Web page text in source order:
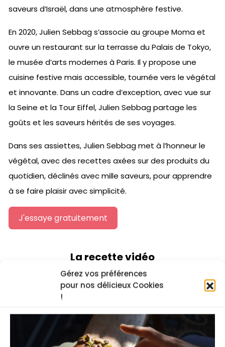
Gérez vos préférences
pour nos délicieux Cookies
!
saveurs d’Israël, dans une atmosphère festive.
En 2020, Julien Sebbag s’associe au groupe Moma et
ouvre un restaurant sur la terrasse du Palais de Tokyo,
le musée d’arts modernes à Paris. Il y propose une
cuisine festive mais accessible, tournée vers le végétal
et innovante. Dans un cadre d’exception, avec vue sur
la Seine et la Tour Eiffel, Julien Sebbag partage les
goûts et les saveurs hérités de ses voyages.
Dans ses assiettes, Julien Sebbag met à l’honneur le
végétal, avec des recettes axées sur des produits du
quotidien, déclinés avec mille saveurs, pour apprendre
à se faire plaisir avec simplicité.
J'essaye gratuitement
La recette vidéo